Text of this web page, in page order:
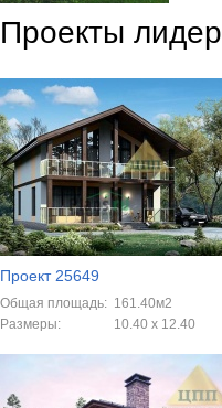
Проекты
Проект 25649
Общая площадь: 161.40м2
Размеры:
10.40 x 12.40